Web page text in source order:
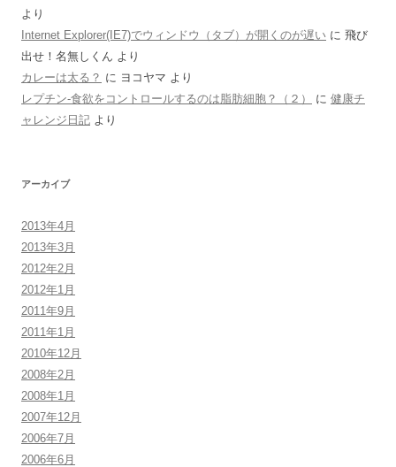
より
Internet Explorer(IE7)でウィンドウ（タブ）が開くのが遅い に 飛び
出せ！名無しくん より
カレーは太る？ に ヨコヤマ より
レプチン-食欲をコントロールするのは脂肪細胞？（２）
に 健康チ
ャレンジ日記 より
アーカイブ
2013年4月
2013年3月
2012年2月
2012年1月
2011年9月
2011年1月
2010年12月
2008年2月
2008年1月
2007年12月
2006年7月
2006年6月